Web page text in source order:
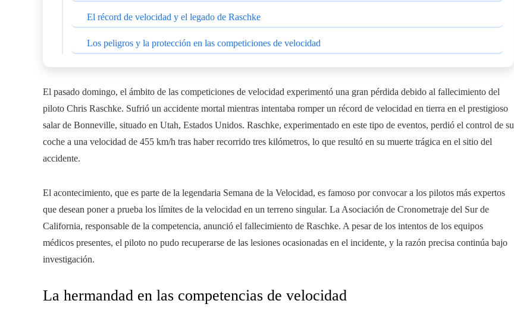
El récord de velocidad y el legado de Raschke
Los peligros y la protección en las competiciones de velocidad
El pasado domingo, el ámbito de las competiciones de velocidad experimentó una gran pérdida debido al fallecimiento del
piloto Chris Raschke. Sufrió un accidente mortal mientras intentaba romper un récord de velocidad en tierra en el prestigioso
salar de Bonneville, situado en Utah, Estados Unidos. Raschke, experimentado en este tipo de eventos, perdió el control de su
coche a una velocidad de 455 km/h tras haber recorrido tres kilómetros, lo que resultó en su muerte trágica en el sitio del
accidente.
El acontecimiento, que es parte de la legendaria Semana de la Velocidad, es famoso por convocar a los pilotos más expertos
que desean poner a prueba los límites de la velocidad en un terreno singular. La Asociación de Cronometraje del Sur de
California, responsable de la competencia, anunció el fallecimiento de Raschke. A pesar de los intentos de los equipos
médicos presentes, el piloto no pudo recuperarse de las lesiones ocasionadas en el incidente, y la razón precisa continúa bajo
investigación.
La hermandad en las competencias de velocidad